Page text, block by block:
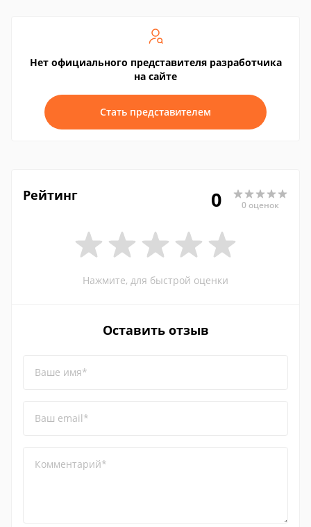
Нет официального представителя разработчика
на сайте
Стать представителем
Рейтинг 0 0 оценок
Нажмите, для быстрой оценки
Оставить отзыв
Ваше имя*
Ваш email*
Комментарий*